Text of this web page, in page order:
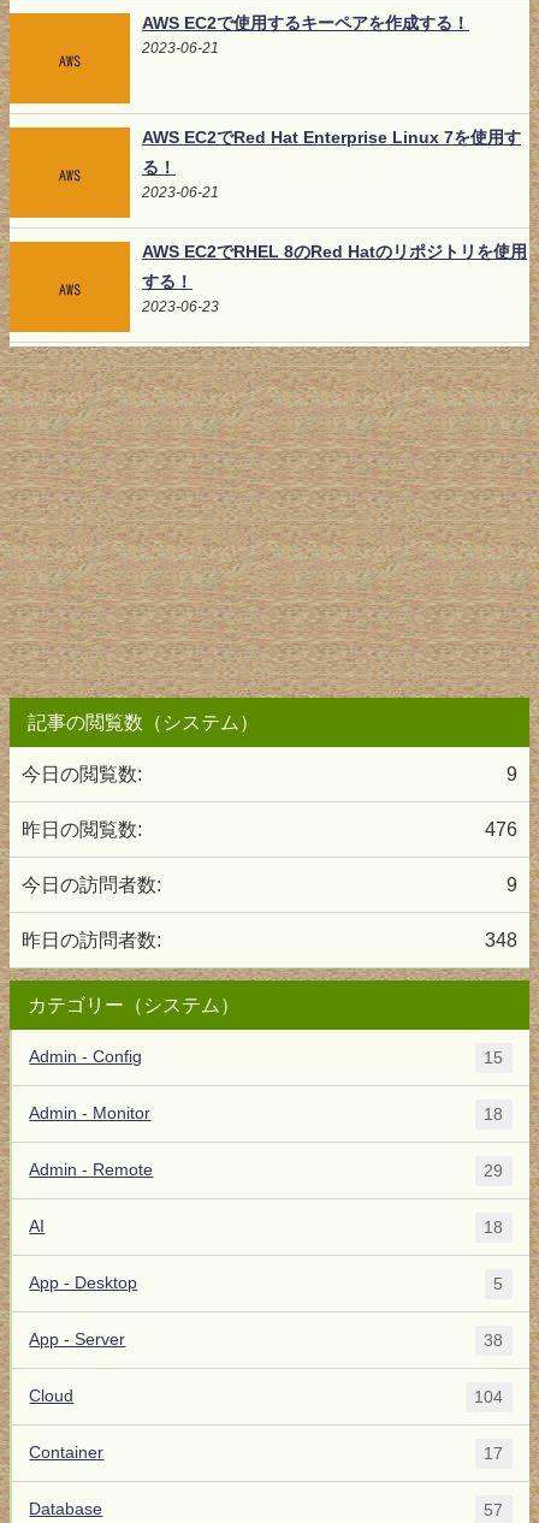
AWS EC2で使用するキーペアを作成する！
2023-06-21
AWS EC2でRed Hat Enterprise Linux 7を使用す
る！
2023-06-21
AWS EC2でRHEL 8のRed Hatのリポジトリを使用
する！
2023-06-23
記事の閲覧数（システム）
9
今日の閲覧数:
476
昨日の閲覧数:
9
今日の訪問者数:
348
昨日の訪問者数:
カテゴリー（システム）
Admin - Config 15
Admin - Monitor 18
Admin - Remote 29
AI 18
App - Desktop 5
App - Server 38
Cloud 104
Container 17
Database 57